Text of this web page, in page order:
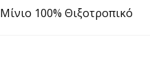
Μίνιο 100% Θιξοτροπικό